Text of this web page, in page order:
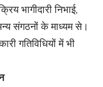
भागीदारी निभाई,
संगठनों के माध्यम से।
गतिविधियों में भी